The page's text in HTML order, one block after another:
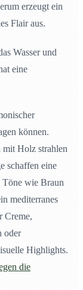
erzeugt ein
Flair aus.
Wasser und
eine
können.
Holz strahlen
schaffen eine
Töne wie Braun
mediterranes
Creme,
oder
Highlights.
die